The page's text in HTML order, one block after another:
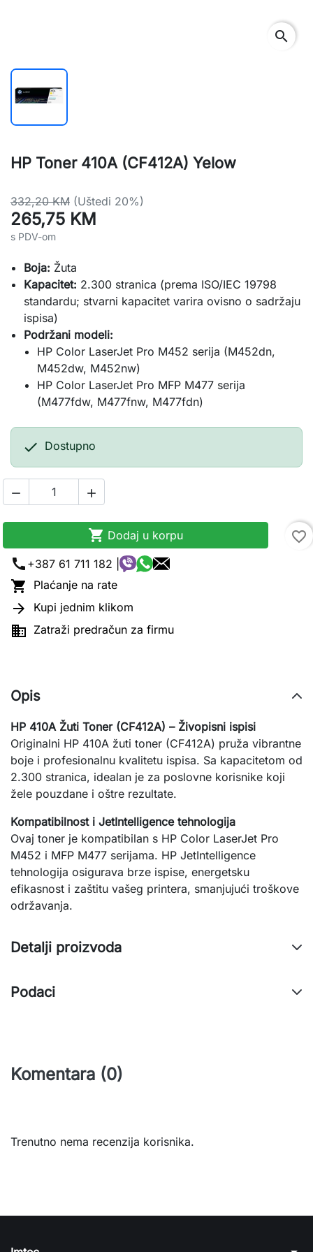
search
HP Toner 410A (CF412A) Yelow
332,20 KM (Uštedi 20%)
265,75 KM
s PDV-om
Boja: Žuta
Kapacitet: 2.300 stranica (prema ISO/IEC 19798
standardu; stvarni kapacitet varira ovisno o sadržaju
ispisa)
Podržani modeli:
HP Color LaserJet Pro M452 serija (M452dn,
M452dw, M452nw)
HP Color LaserJet Pro MFP M477 serija
(M477fdw, M477fnw, M477fdn)
 Dostupno
 
 Dodaj u korpu
favorite_border
call +387 61 711 182 |
 Plaćanje na rate
 Kupi jednim klikom
 Zatraži predračun za firmu
Opis
HP 410A Žuti Toner (CF412A) – Živopisni ispisi
Originalni HP 410A žuti toner (CF412A) pruža vibrantne
boje i profesionalnu kvalitetu ispisa. Sa kapacitetom od
2.300 stranica, idealan je za poslovne korisnike koji
žele pouzdane i oštre rezultate.
Kompatibilnost i JetIntelligence tehnologija
Ovaj toner je kompatibilan s HP Color LaserJet Pro
M452 i MFP M477 serijama. HP JetIntelligence
tehnologija osigurava brze ispise, energetsku
efikasnost i zaštitu vašeg printera, smanjujući troškove
održavanja.
Detalji proizvoda
Podaci
Komentara (0)
Trenutno nema recenzija korisnika.